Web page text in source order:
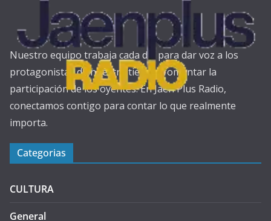
Nuestro equipo trabaja cada día para dar voz a los
protagonistas de nuestra tierra y fomentar la
participación de los oyentes. En Jaén Plus Radio,
conectamos contigo para contar lo que realmente
importa.
Categorias
CULTURA
General